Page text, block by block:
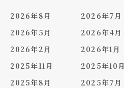
2026年8月 2026年7月
2026年5月
2026年4月
2026年2月
2026年1月
2025年11月
2025年10月
2025年8月
2025年7月